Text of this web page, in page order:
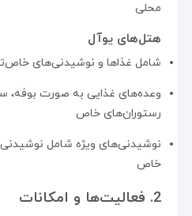
محلی
هتل‌های یوآل
شامل غذاها و نوشیدنی‌های
وعده‌های غذایی به صورت
رستوران‌های خاص
نوشیدنی‌های ویژه شامل
خاص
2. فعالیت‌ها و امکانات